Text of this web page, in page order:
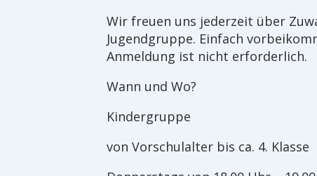
Wir freuen uns jederzeit über
Jugendgruppe. Einfach
Anmeldung ist nicht erforderlich.
Wann und Wo?
Kindergruppe
von Vorschulalter bis ca. 4. Klasse